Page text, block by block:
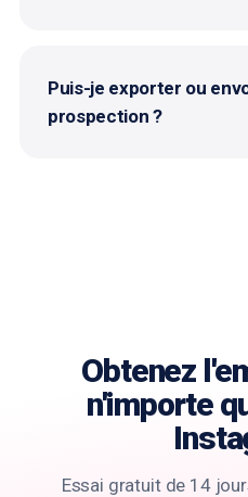
Puis-je exporter ou
prospection ?
Obtenez
n'importe
Essai gratuit de 14